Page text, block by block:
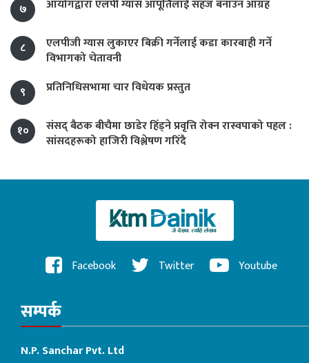
७
आयोगद्वारा एलपी ग्यास आपूर्तिलाई सहज बनाउन आग्रह
८
एलपीजी ग्यास लुकाएर बिक्री गर्नेलाई कडा कारबाही गर्ने
विभागको चेतावनी
९
प्रतिनिधिसभामा चार विधेयक प्रस्तुत
१०
संसद् बैठक बीचैमा छाडेर हिँड्ने प्रवृत्ति रोक्न रास्वपाको पहल :
सांसदहरूको हाजिरी विश्लेषण गरिँदै
Facebook Twitter Youtube
सम्पर्क
N.P. Sanchar Pvt. Ltd